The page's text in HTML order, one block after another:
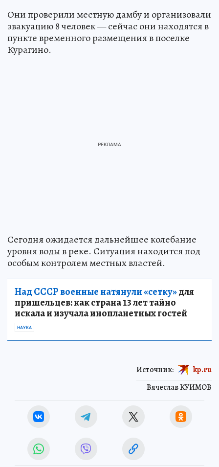
Они проверили местную дамбу и организовали
эвакуацию 8 человек — сейчас они находятся в
пункте временного размещения в поселке
Курагино.
Сегодня ожидается дальнейшее колебание
уровня воды в реке. Ситуация находится под
особым контролем местных властей.
Над СССР военные натянули «сетку»для
пришельцев: как страна 13 лет тайно
искала и изучала инопланетных гостей
НАУКА
Вячеслав КУИМОВ
Источник: kp.ru